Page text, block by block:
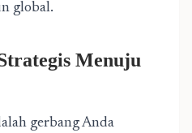
global.
Menuju
gerbang Anda